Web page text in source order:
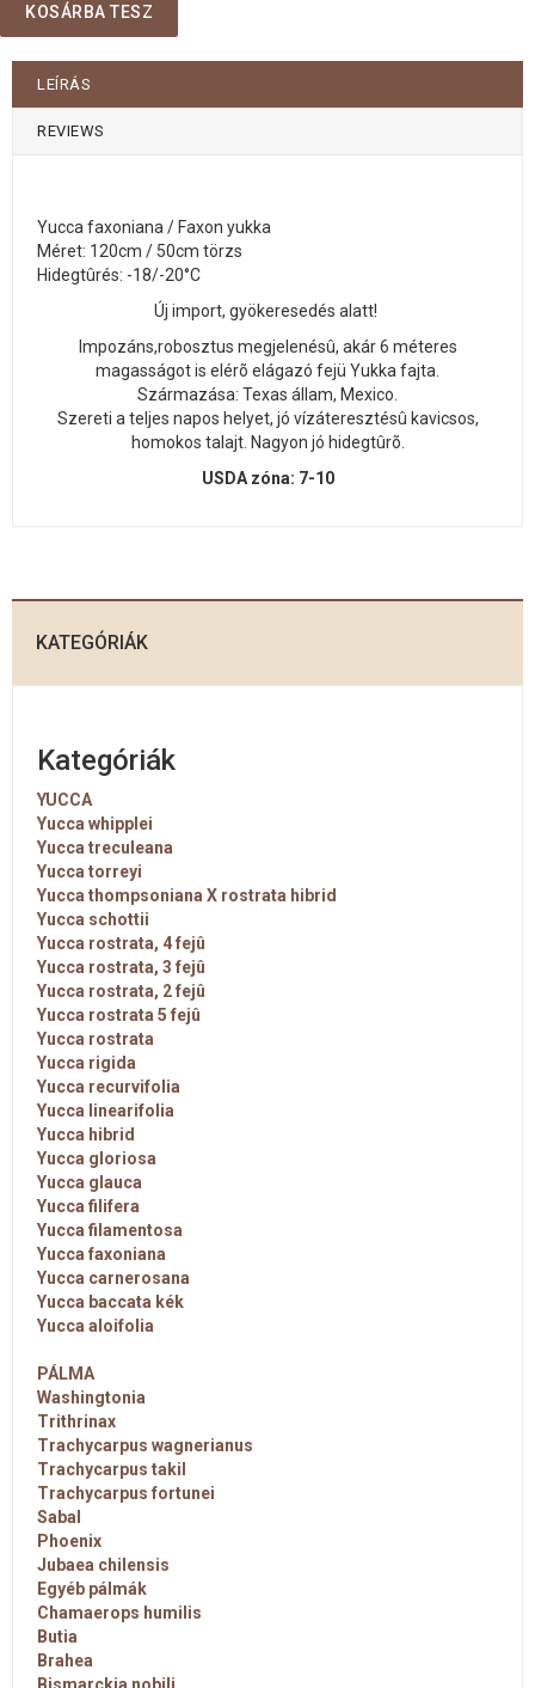
KOSÁRBA TESZ
LEÍRÁS
REVIEWS
Yucca faxoniana / Faxon yukka
Méret: 120cm / 50cm törzs
Hidegtûrés: -18/-20°C
Új import, gyökeresedés alatt!
Impozáns,robosztus megjelenésû, akár 6 méteres
magasságot is elérõ elágazó fejü Yukka fajta.
Származása: Texas állam, Mexico.
Szereti a teljes napos helyet, jó vízáteresztésû kavicsos,
homokos talajt. Nagyon jó hidegtûrõ.
USDA zóna: 7-10
KATEGÓRIÁK
Kategóriák
YUCCA
Yucca whipplei
Yucca treculeana
Yucca torreyi
Yucca thompsoniana X rostrata hibrid
Yucca schottii
Yucca rostrata, 4 fejû
Yucca rostrata, 3 fejû
Yucca rostrata, 2 fejû
Yucca rostrata 5 fejû
Yucca rostrata
Yucca rigida
Yucca recurvifolia
Yucca linearifolia
Yucca hibrid
Yucca gloriosa
Yucca glauca
Yucca filifera
Yucca filamentosa
Yucca faxoniana
Yucca carnerosana
Yucca baccata kék
Yucca aloifolia
PÁLMA
Washingtonia
Trithrinax
Trachycarpus wagnerianus
Trachycarpus takil
Trachycarpus fortunei
Sabal
Phoenix
Jubaea chilensis
Egyéb pálmák
Chamaerops humilis
Butia
Brahea